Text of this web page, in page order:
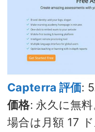
Capterra 評価:
価格: 永久に無
場合は月額 17